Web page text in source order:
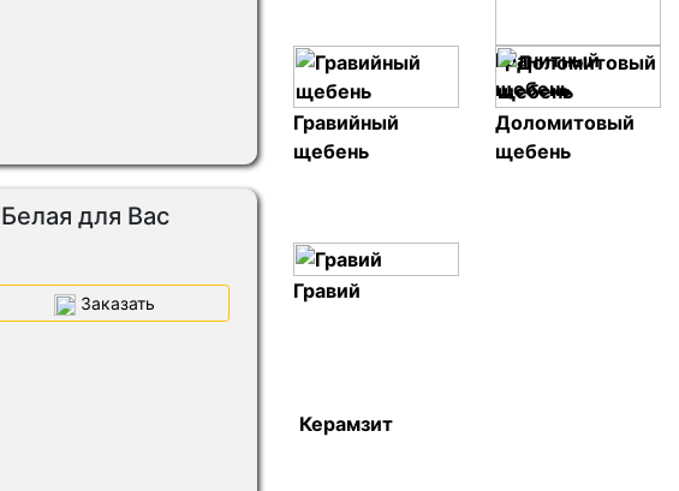
для Вас
Заказать
Гранитный
щебень
Гравийный
щебень
Доломитовый
щебень
Гравий
Керамзит